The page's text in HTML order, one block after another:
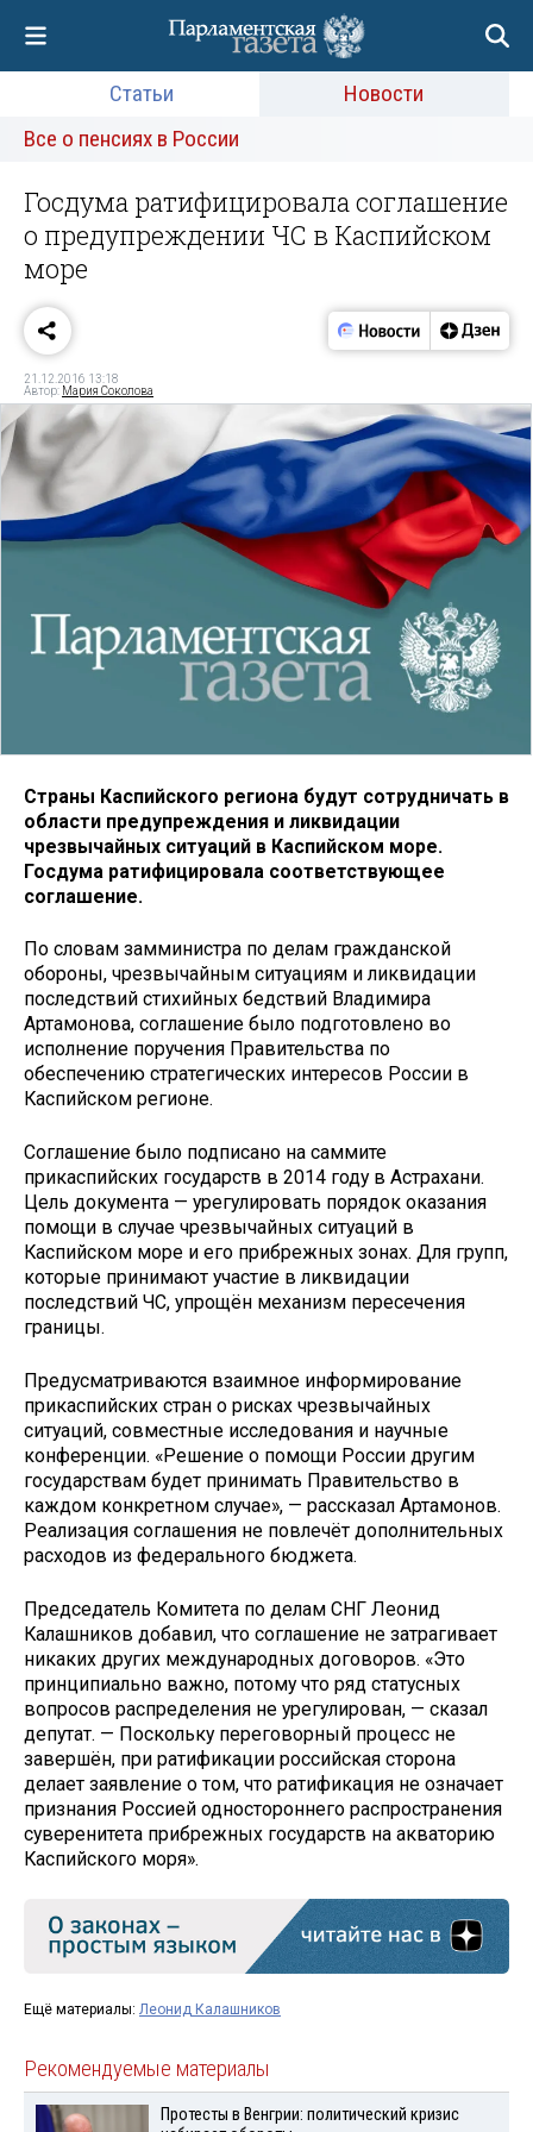
Статьи
Новости
Все о пенсиях в России
Госдума ратифицировала соглашение
о предупреждении ЧС в Каспийском
море
21.12.2016 13:18
Автор: Мария Соколова
Страны Каспийского региона будут сотрудничать в
области предупреждения и ликвидации
чрезвычайных ситуаций в Каспийском море.
Госдума ратифицировала соответствующее
соглашение.
По словам замминистра по делам гражданской
обороны, чрезвычайным ситуациям и ликвидации
последствий стихийных бедствий Владимира
Артамонова, соглашение было подготовлено во
исполнение поручения Правительства по
обеспечению стратегических интересов России в
Каспийском регионе.
Соглашение было подписано на саммите
прикаспийских государств в 2014 году в Астрахани.
Цель документа — урегулировать порядок оказания
помощи в случае чрезвычайных ситуаций в
Каспийском море и его прибрежных зонах. Для групп,
которые принимают участие в ликвидации
последствий ЧС, упрощён механизм пересечения
границы.
Предусматриваются взаимное информирование
прикаспийских стран о рисках чрезвычайных
ситуаций, совместные исследования и научные
конференции. «Решение о помощи России другим
государствам будет принимать Правительство в
каждом конкретном случае», — рассказал Артамонов.
Реализация соглашения не повлечёт дополнительных
расходов из федерального бюджета.
Председатель Комитета по делам СНГ Леонид
Калашников добавил, что соглашение не затрагивает
никаких других международных договоров. «Это
принципиально важно, потому что ряд статусных
вопросов распределения не урегулирован, — сказал
депутат. — Поскольку переговорный процесс не
завершён, при ратификации российская сторона
делает заявление о том, что ратификация не означает
признания Россией одностороннего распространения
суверенитета прибрежных государств на акваторию
Каспийского моря».
Ещё материалы: Леонид Калашников
Рекомендуемые материалы
Протесты в Венгрии: политический кризис